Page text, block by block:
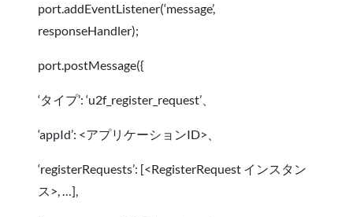
port.addEventListener(‘message’,
responseHandler);
port.postMessage({
‘タイプ’: ‘u2f_register_request’、
‘appId’: <アプリケーションID>、
‘registerRequests’: [<RegisterRequest インスタン
ス>, …],